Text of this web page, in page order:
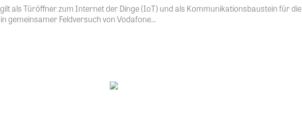
als Türöffner zum Internet der Dinge (IoT) und als Kommunikationsbaustein für die
gemeinsamer Feldversuch von Vodafone...